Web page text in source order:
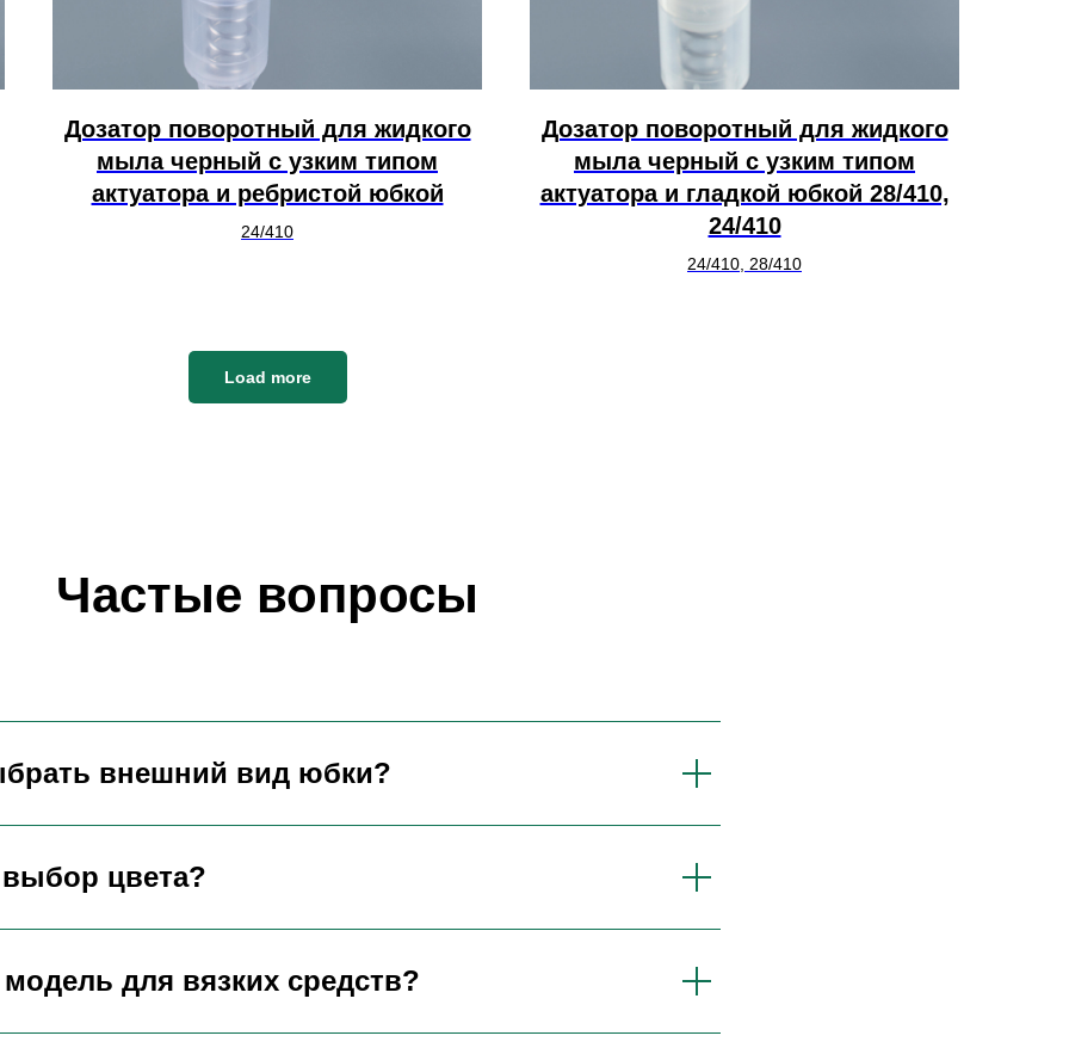
Дозатор поворотный для жидкого
мыла черный с узким типом
актуатора и ребристой юбкой
24/410
Дозатор поворотный для жидкого
мыла черный с узким типом
актуатора и гладкой юбкой 28/410,
24/410
24/410, 28/410
Load more
Частые вопросы
внешний вид юбки?
цвета?
для вязких средств?